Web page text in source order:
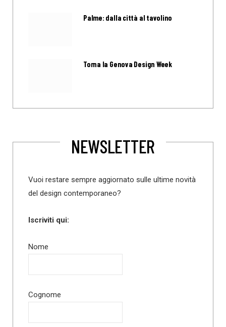
Palme: dalla città al tavolino
Torna la Genova Design Week
NEWSLETTER
Vuoi restare sempre aggiornato sulle ultime novità
del design contemporaneo?
Iscriviti qui:
Nome
Cognome